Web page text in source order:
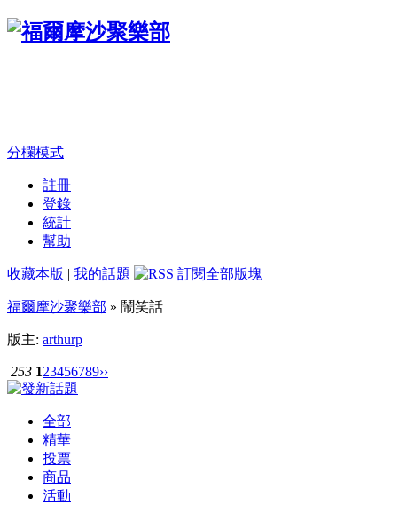
分欄模式
註冊
登錄
統計
幫助
收藏本版 | 我的話題
福爾摩沙聚樂部 » 鬧笑話
版主: arthurp
253 123456789››
全部
精華
投票
商品
活動